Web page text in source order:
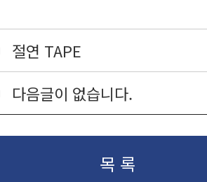
절연 TAPE
다음글이 없습니다.
목 록